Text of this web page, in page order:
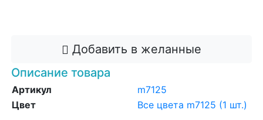
Добавить в желанные
Описание товара
Артикул
m7125
Цвет
Все цвета m7125 (1 шт.)